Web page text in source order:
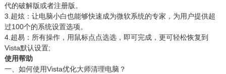
代的破解版或者注册版。
3.超炫：让电脑小白也能够快速成为微软系统的专家，为用户提供超
过100个的系统设置选项。
4.超易：所有操作，用鼠标点点选选，即可完成，更可轻松恢复到
Vista默认设置;
使用帮助
一、如何使用Vista优化大师清理电脑？